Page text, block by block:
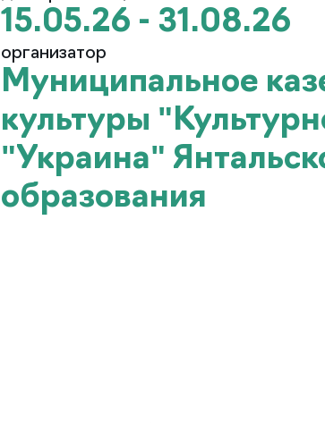
15.05.26 - 31.08.26
организатор
Муниципальное
культуры
"Украина"
образования